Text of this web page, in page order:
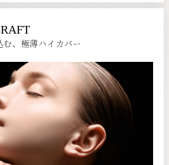
む、極薄ハイカバー